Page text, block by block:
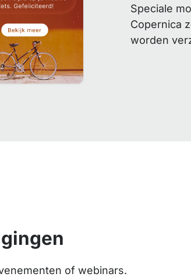
Speciale
Copernica
worden
of webinars.